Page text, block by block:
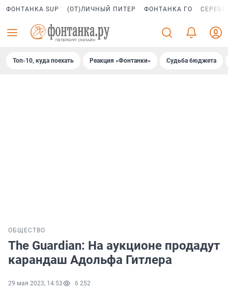
ФОНТАНКА SUP (ОТ)ЛИЧНЫЙ ПИТЕР ФОНТАНКА ГО
Топ-10, куда поехать Реакция «Фонтанки» Судьба бюджета
ОБЩЕСТВО
The Guardian: На аукционе продадут
карандаш Адольфа Гитлера
29 мая 2023, 14:53 6 252